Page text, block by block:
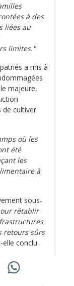
à des
liées au
limites."
a mis à
majeure,
de cultiver
où les
été
les
à
sous-
rétablir
retours sûrs
elle conclu.